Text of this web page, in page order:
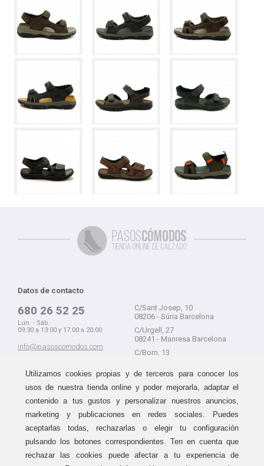
Datos de contacto
680 26 52 25
Lun. - Sáb.
09:30 a 13:00 y 17:00 a 20:00
info@pasoscomodos.com
C/Sant Josep, 10
08206 - Súria Barcelona
C/Urgell, 27
08241 - Manresa Barcelona
C/Born, 13
Guía de compra
Métodos de envío
Devolución sin problemas
Haz tus compras sin miedo a
equivocarte:
aceptamos devolucionesdurante
Utilizamos cookies propias y de terceros para conocer los
usos de nuestra tienda online y poder mejorarla, adaptar el
contenido a tus gustos y personalizar nuestros anuncios,
marketing y publicaciones en redes sociales. Puedes
aceptarlas todas, rechazarlas o elegir tu configuración
pulsando los botones correspondientes. Ten en cuenta que
rechazar las cookies puede afectar a tu experiencia de